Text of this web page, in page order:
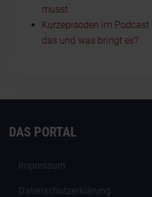
musst
Kurzepisoden im
das und was bringt es?
DAS PORTAL
Impressum
Datenschutzerklärung